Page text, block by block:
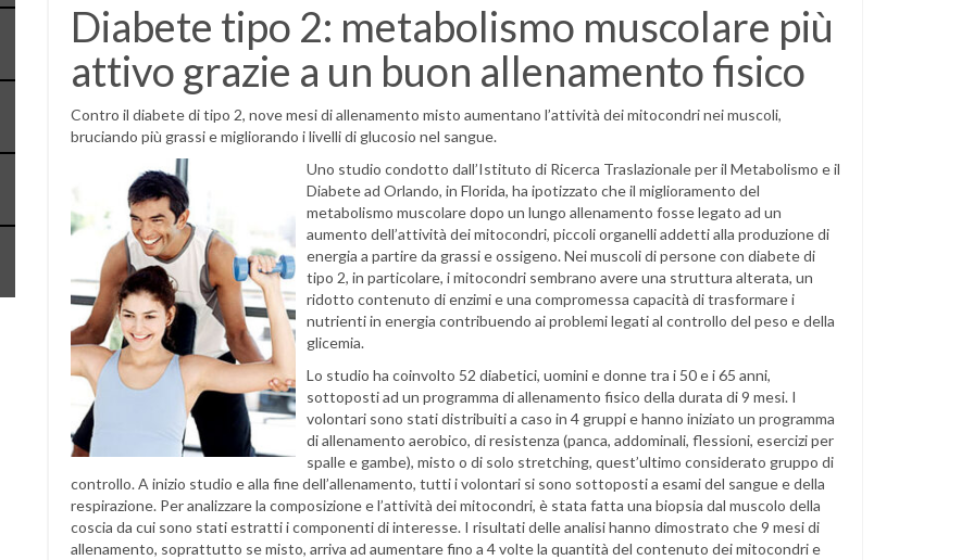
Diabete tipo 2: metabolismo muscolare più
attivo grazie a un buon allenamento fisico
Contro il diabete di tipo 2, nove mesi di allenamento misto aumentano l’attività dei mitocondri nei muscoli,
bruciando più grassi e migliorando i livelli di glucosio nel sangue.
Uno studio condotto dall’Istituto di Ricerca Traslazionale per il Metabolismo e il
Diabete ad Orlando, in Florida, ha ipotizzato che il miglioramento del
metabolismo muscolare dopo un lungo allenamento fosse legato ad un
aumento dell’attività dei mitocondri, piccoli organelli addetti alla produzione di
energia a partire da grassi e ossigeno. Nei muscoli di persone con diabete di
tipo 2, in particolare, i mitocondri sembrano avere una struttura alterata, un
ridotto contenuto di enzimi e una compromessa capacità di trasformare i
nutrienti in energia contribuendo ai problemi legati al controllo del peso e della
glicemia.
Lo studio ha coinvolto 52 diabetici, uomini e donne tra i 50 e i 65 anni,
sottoposti ad un programma di allenamento fisico della durata di 9 mesi. I
volontari sono stati distribuiti a caso in 4 gruppi e hanno iniziato un programma
di allenamento aerobico, di resistenza (panca, addominali, flessioni, esercizi per
spalle e gambe), misto o di solo stretching, quest’ultimo considerato gruppo di
controllo. A inizio studio e alla fine dell’allenamento, tutti i volontari si sono sottoposti a esami del sangue e della
respirazione. Per analizzare la composizione e l’attività dei mitocondri, è stata fatta una biopsia dal muscolo della
coscia da cui sono stati estratti i componenti di interesse. I risultati delle analisi hanno dimostrato che 9 mesi di
allenamento, soprattutto se misto, arriva ad aumentare fino a 4 volte la quantità del contenuto dei mitocondri e